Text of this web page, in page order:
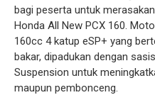
bagi peserta untuk
Honda All New PCX 160.
160cc 4 katup eSP+ yang
bakar, dipadukan dengan
Suspension untuk
maupun pembonceng.